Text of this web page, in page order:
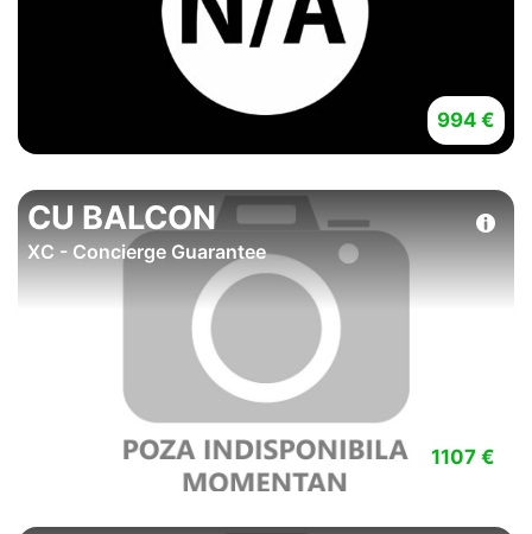
994 €
CU BALCON
XC - Concierge Guarantee
1107 €